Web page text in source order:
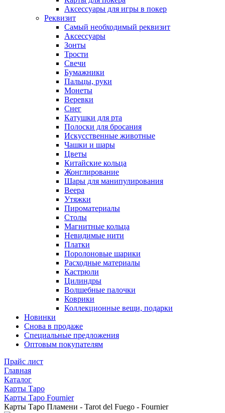
Аксессуары для игры в покер
Реквизит
Самый необходимый реквизит
Аксессуары
Зонты
Трости
Свечи
Бумажники
Пальцы, руки
Монеты
Веревки
Снег
Катушки для рта
Полоски для бросания
Искусственные животные
Чашки и шары
Цветы
Китайские кольца
Жонглирование
Шары для манипулирования
Веера
Утяжки
Пироматериалы
Столы
Магнитные кольца
Невидимые нити
Платки
Поролоновые шарики
Расходные материалы
Кастрюли
Цилиндры
Волшебные палочки
Коврики
Коллекционные вещи, подарки
Новинки
Снова в продаже
Специальные предложения
Оптовым покупателям
Прайс лист
Главная
Каталог
Карты Таро
Карты Таро Fournier
Карты Таро Пламени - Tarot del Fuego - Fournier